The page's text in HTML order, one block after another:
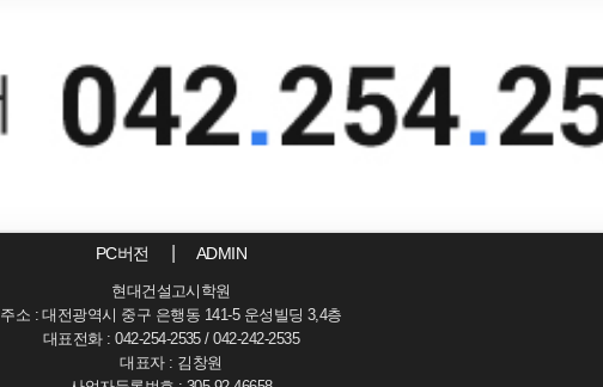
PC버전 ADMIN
현대건설고시학원
주소 : 대전광역시 중구 은행동 141-5 운성빌딩 3,4층
대표전화 : 042-254-2535 / 042-242-2535
대표자 : 김창원